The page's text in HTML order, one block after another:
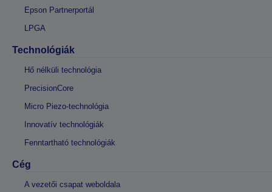
Epson Partnerportál
LPGA
Technológiák
Hő nélküli technológia
PrecisionCore
Micro Piezo-technológia
Innovatív technológiák
Fenntartható technológiák
Cég
A vezetői csapat weboldala